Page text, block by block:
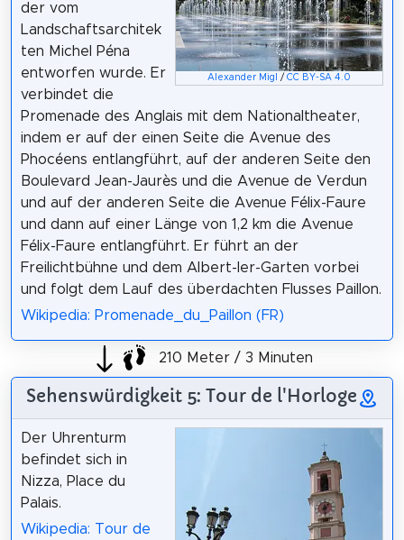
Alexander Migl /CC BY-SA 4.0
der vom
Landschaftsarchitek
ten Michel Péna
entworfen wurde. Er
verbindet die
Promenade des Anglais mit dem Nationaltheater,
indem er auf der einen Seite die Avenue des
Phocéens entlangführt, auf der anderen Seite den
Boulevard Jean-Jaurès und die Avenue de Verdun
und auf der anderen Seite die Avenue Félix-Faure
und dann auf einer Länge von 1,2 km die Avenue
Félix-Faure entlangführt. Er führt an der
Freilichtbühne und dem Albert-Ier-Garten vorbei
und folgt dem Lauf des überdachten Flusses Paillon.
Wikipedia: Promenade_du_Paillon (FR)
210 Meter / 3 Minuten
Sehenswürdigkeit 5: Tour de l'Horloge
Der Uhrenturm
befindet sich in
Nizza, Place du
Palais.
Wikipedia: Tour de